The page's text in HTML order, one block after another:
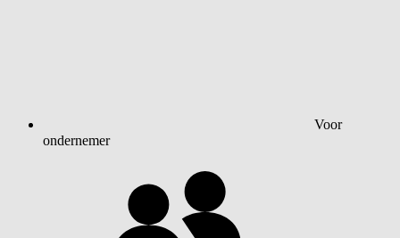
Voor
ondernemer